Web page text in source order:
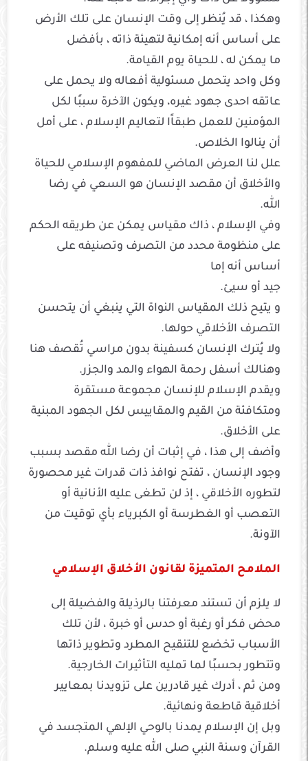
وهكذا ، قد يُنظر إلى وقت الإنسان على تلك الأرض
على أساس أنه إمكانية لتهيئة ذاته ، بأفضل
ما يمكن له ، للحياة يوم القيامة.
وكل واحد يتحمل مسئولية أفعاله ولا يحمل على
عاتقه احدى جهود غيره، ويكون الآخرة سببًا لكل
المؤمنين للعمل طبقاًا لتعاليم الإسلام ، على أمل
أن ينالوا الخلاص.
علل لنا العرض الماضي للمفهوم الإسلامي للحياة
والأخلاق أن مقصد الإنسان هو السعي في رضا
الله.
وفي الإسلام ، ذاك مقياس يمكن عن طريقه الحكم
على منظومة محدد من التصرف وتصنيفه على
أساس أنه إما
جيد أو سيئ.
و يتيح ذلك المقياس النواة التي ينبغي أن يتحسن
التصرف الأخلاقي حولها.
ولا يُترك الإنسان كسفينة بدون مراسي تُقصف هنا
وهنالك أسفل رحمة الهواء والمد والجزر.
ويقدم الإسلام للإنسان مجموعة مستقرة
ومتكافئة من القيم والمقاييس لكل الجهود المبنية
على الأخلاق.
وأضف إلى هذا ، في إثبات أن رضا الله مقصد بسبب
وجود الإنسان ، تفتح نوافذ ذات قدرات غير محصورة
لتطوره الأخلاقي ، إذ لن تطغى عليه الأنانية أو
التعصب أو الغطرسة أو الكبرياء بأي توقيت من
الآونة.
الملامح المتميزة لقانون الأخلاق الإسلامي
لا يلزم أن تستند معرفتنا بالرذيلة والفضيلة إلى
محض فكر أو رغبة أو حدس أو خبرة ، لأن تلك
الأسباب تخضع للتنقيح المطرد وتطوير ذاتها
وتتطور بحسبًا لما تمليه التأثيرات الخارجية.
ومن ثم ، أدرك غير قادرين على تزويدنا بمعايير
أخلاقية قاطعة ونهائية.
وبل إن الإسلام يمدنا بالوحي الإلهي المتجسد في
القرآن وسنة النبي صلى الله عليه وسلم.